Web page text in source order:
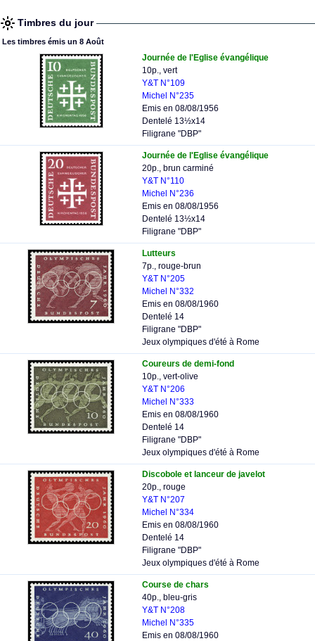
Timbres du jour
Les timbres émis un 8 Août
Journée de l'Eglise évangélique
10p., vert
Y&T N°109
Michel N°235
Emis en 08/08/1956
Dentelé 13½x14
Filigrane "DBP"
Journée de l'Eglise évangélique
20p., brun carminé
Y&T N°110
Michel N°236
Emis en 08/08/1956
Dentelé 13½x14
Filigrane "DBP"
Lutteurs
7p., rouge-brun
Y&T N°205
Michel N°332
Emis en 08/08/1960
Dentelé 14
Filigrane "DBP"
Jeux olympiques d'été à Rome
Coureurs de demi-fond
10p., vert-olive
Y&T N°206
Michel N°333
Emis en 08/08/1960
Dentelé 14
Filigrane "DBP"
Jeux olympiques d'été à Rome
Discobole et lanceur de javelot
20p., rouge
Y&T N°207
Michel N°334
Emis en 08/08/1960
Dentelé 14
Filigrane "DBP"
Jeux olympiques d'été à Rome
Course de chars
40p., bleu-gris
Y&T N°208
Michel N°335
Emis en 08/08/1960